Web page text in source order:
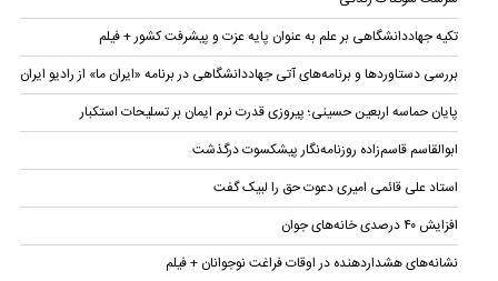
تکیه جهاددانشگاهی بر علم به عنوان پایه عزت و پیشرفت کشور + فیلم
بررسی دستاوردها و برنامه‌های آتی جهاددانشگاهی در برنامه «ایران ما» از رادیو ایران
پایان حماسه‌ اربعین حسینی؛ پیروزی قدرت نرم ایمان بر تسلیحات استکبار
ابوالقاسم قاسم‌زاده روزنامه‌نگار پیشکسوت درگذشت
استاد علی قائمی امیری دعوت حق را لبیک گفت
افزایش ۴۰ درصدی خانه‌های جوان
نشانه‌های هشداردهنده در اوقات فراغت نوجوانان + فیلم